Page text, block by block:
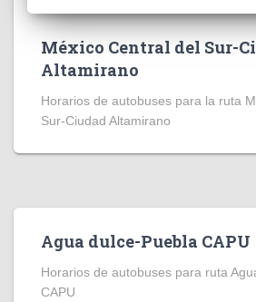
México Central del Sur-
Altamirano
Horarios de autobuses para la ruta
Sur-Ciudad Altamirano
Agua dulce-Puebla CAPU
Horarios de autobuses para ruta
CAPU